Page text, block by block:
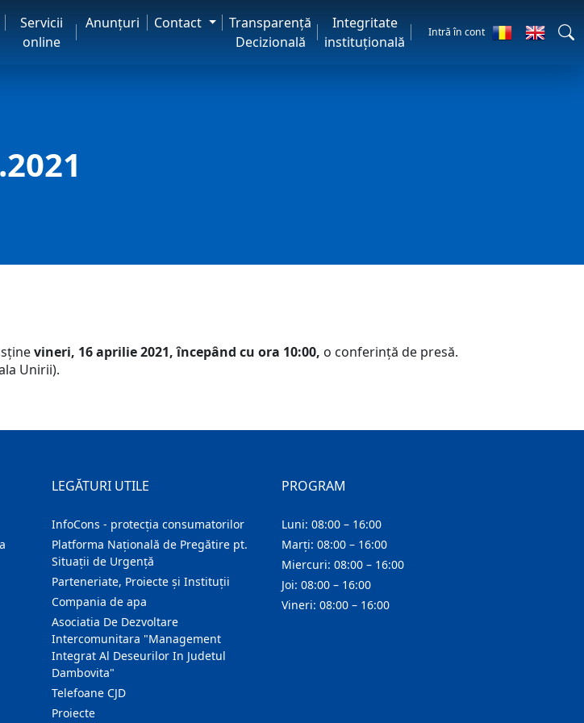
Servicii
online
Anunţuri Contact
Transparență
Decizională
Integritate
instituțională
Intră în cont
vineri, 16 aprilie 2021, începând cu ora 10:00, o conferință de presă.
Unirii).
LEGĂTURI UTILE
InfoCons - protecția consumatorilor
Platforma Națională de Pregătire pt.
Situații de Urgență
Parteneriate, Proiecte și Instituții
Compania de apa
Asociatia De Dezvoltare
Intercomunitara "Management
Integrat Al Deseurilor In Judetul
Dambovita"
Telefoane CJD
Proiecte
PROGRAM
Luni: 08:00 – 16:00
Marți: 08:00 – 16:00
Miercuri: 08:00 – 16:00
Joi: 08:00 – 16:00
Vineri: 08:00 – 16:00